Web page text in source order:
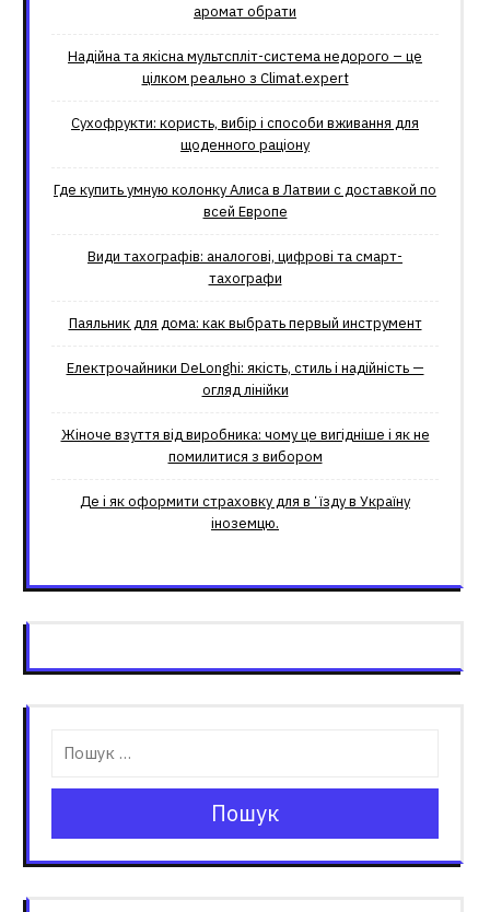
аромат обрати
Надійна та якісна мультспліт-система недорого – це
цілком реально з Climat.еxpert
Сухофрукти: користь, вибір і способи вживання для
щоденного раціону
Где купить умную колонку Алиса в Латвии с доставкой по
всей Европе
Види тахографів: аналогові, цифрові та смарт-
тахографи
Паяльник для дома: как выбрать первый инструмент
Електрочайники DeLonghi: якість, стиль і надійність —
огляд лінійки
Жіноче взуття від виробника: чому це вигідніше і як не
помилитися з вибором
Де і як оформити страховку для вʼїзду в Україну
іноземцю.
Пошук